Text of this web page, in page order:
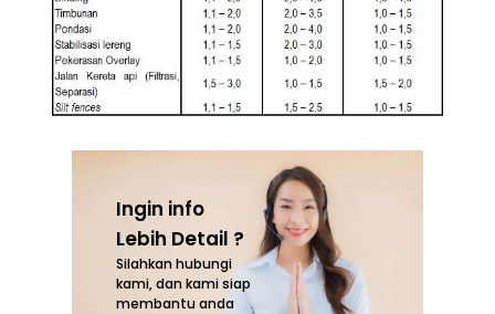
Ingin info
Lebih Detail ?
Silahkan hubungi
kami, dan kami siap
membantu anda